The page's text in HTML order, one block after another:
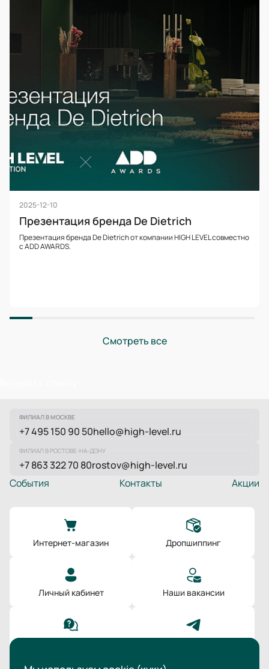
2025-12-10
Презентация бренда De Dietrich
Презентация бренда De Dietrich от компании HIGH LEVEL совместно
с ADD AWARDS.
Смотреть все
ФИЛИАЛ В МОСКВЕ
+7 495 150 90 50hello@high-level.ru
ФИЛИАЛ В РОСТОВЕ-НА-ДОНУ
+7 863 322 70 80rostov@high-level.ru
Акции
События Контакты
Интернет-магазин Дропшиппинг
Личный кабинет Наши вакансии